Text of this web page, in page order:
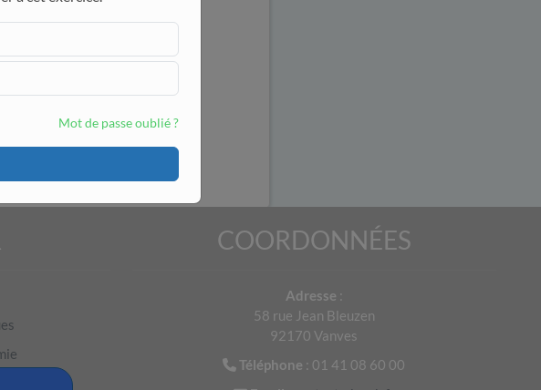
Mot de passe oublié ?
peut-on constituer ?
d’être avec monsieur Bio ?
COORDONNÉES
Adresse :
58 rue Jean Bleuzen
92170 Vanves
Téléphone : 01 41 08 60 00